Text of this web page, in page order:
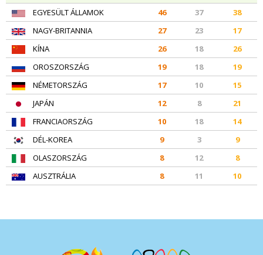
EGYESÜLT ÁLLAMOK
46 37
38
NAGY-BRITANNIA
27 23
17
KÍNA
26 18
26
OROSZORSZÁG
19 18
19
NÉMETORSZÁG
17 10
15
JAPÁN
12 8
21
FRANCIAORSZÁG
10 18
14
DÉL-KOREA
9 3
9
OLASZORSZÁG
8 12
8
AUSZTRÁLIA
8 11 10